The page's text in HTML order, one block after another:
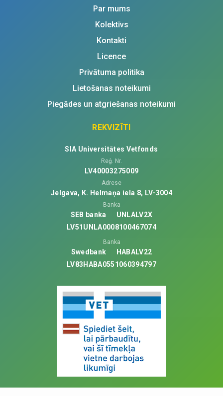
Par mums
Kolektīvs
Kontakti
Licence
Privātuma politika
Lietošanas noteikumi
Piegādes un atgriešanas noteikumi
REKVIZĪTI
SIA Universitātes Vetfonds
Reģ. Nr.
LV40003275009
Adrese
Jelgava, K. Helmaņa iela 8, LV-3004
Banka
SEB banka
UNLALV2X
LV51UNLA0008100467074
Banka
Swedbank
HABALV22
LV83HABA0551060394797